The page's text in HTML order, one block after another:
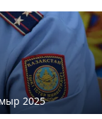
2025